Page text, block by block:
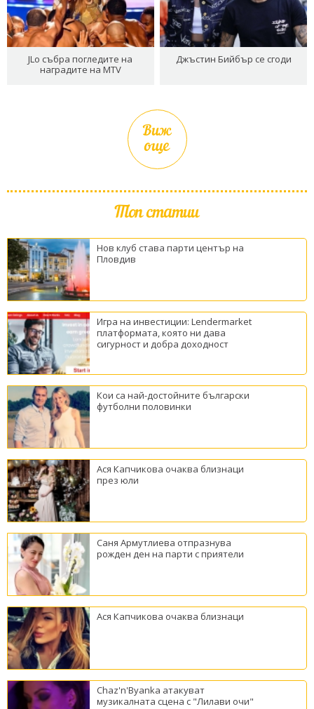
JLo събра погледите на
наградите на MTV
Джъстин Бийбър се сгоди
Виж
още
Топ статии
Нов клуб става парти център на
Пловдив
Игра на инвестиции: Lendermarket
платформата, която ни дава
сигурност и добра доходност
Кои са най-достойните български
футболни половинки
Ася Капчикова очаква близнаци
през юли
Саня Армутлиева отпразнува
рожден ден на парти с приятели
Ася Капчикова очаква близнаци
Chaz'n'Byanka атакуват
музикалната сцена с "Лилави очи"